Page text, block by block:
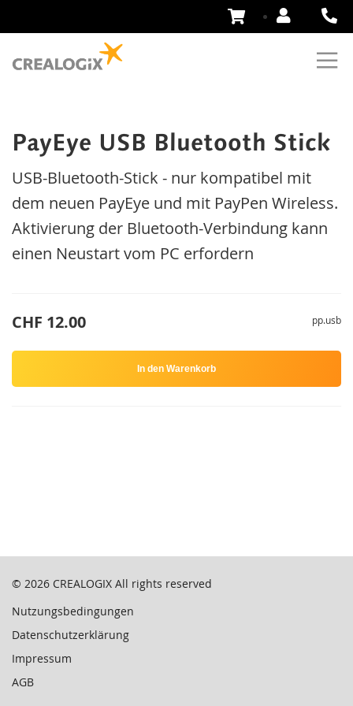
Zum
Inhalt
PayEye USB Bluetooth Stick
USB-Bluetooth-Stick - nur kompatibel mit
dem neuen PayEye und mit PayPen Wireless.
Aktivierung der Bluetooth-Verbindung kann
einen Neustart vom PC erfordern
CHF 12.00 pp.usb
In den Warenkorb
© 2026 CREALOGIX All rights reserved
Nutzungsbedingungen
Datenschutzerklärung
Impressum
AGB